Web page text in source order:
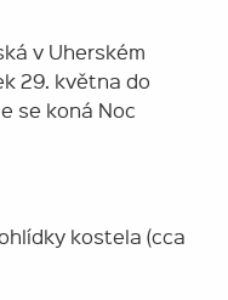
v Uherském
29. května do
se koná Noc
kostela (cca